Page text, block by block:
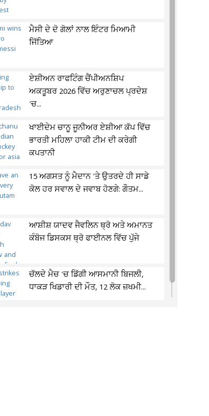
ਮੈਸੀ ਦੇ ਦੋ ਗੋਲਾਂ ਨਾਲ ਇੰਟਰ ਮਿਆਮੀ
ਜਿੱਤਿਆ
ਏਸ਼ੀਅਨ ਰਾਫਟਿੰਗ ਚੈਂਪੀਅਨਸ਼ਿਪ
ਅਕਤੂਬਰ 2026 ਵਿੱਚ ਅਰੁਣਾਚਲ ਪ੍ਰਦੇਸ਼
'ਚ...
ਖਾਈਦੇਮ ਚਾਨੂ ਜੂਨੀਅਰ ਏਸ਼ੀਆ ਕੱਪ ਵਿੱਚ
ਭਾਰਤੀ ਮਹਿਲਾ ਹਾਕੀ ਟੀਮ ਦੀ ਕਰੇਗੀ
ਕਪਤਾਨੀ
15 ਅਗਸਤ ਨੂੰ ਮੈਦਾਨ 'ਤੇ ਉਤਰਦੇ ਹੀ ਸਾਡੇ
ਕੋਲ ਹਰ ਸਵਾਲ ਦੇ ਜਵਾਬ ਹੋਣਗੇ: ਗੌਤਮ...
ਆਸ਼ੀਸ਼ ਯਾਦਵ ਜੈਵਲਿਨ ਥ੍ਰੋ ਅਤੇ ਅਮਾਨਤ
ਕੰਬੋਜ ਡਿਸਕਸ ਥ੍ਰੋ ਫਾਈਨਲ ਵਿੱਚ ਪੁੱਜੇ
ਚੱਲਦੇ ਮੈਚ 'ਚ ਡਿੱਗੀ ਆਸਮਾਨੀ ਬਿਜਲੀ,
ਧਾਕੜ ਖਿਡਾਰੀ ਦੀ ਮੌਤ, 12 ਲੋਕ ਜ਼ਖਮੀ...